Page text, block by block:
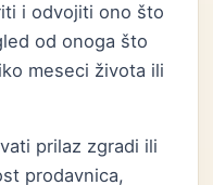
i odvojiti ono što
od onoga što
meseci života ili
prilaz zgradi ili
prodavnica,